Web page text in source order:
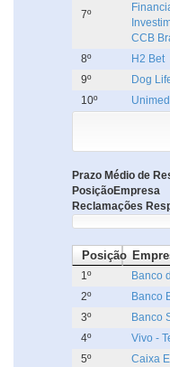
7º
CCB
8º H2 Bet
9º
Dog
10º
Prazo Médio de
PosiçãoEmpresa
Reclamações
Posição
1º Banco
2º
Banco
3º
Banco
4º
Vivo -
5º
Caixa